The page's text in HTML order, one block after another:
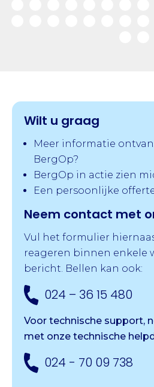
Wilt u graag
Meer informatie
BergOp?
BergOp in actie zien
Een persoonlijke
Neem contact met
Vul het formulier
reageren binnen enkele
bericht. Bellen kan ook:
024 – 36 15 480
Voor technische support,
met onze technische
024 - 70 09 738